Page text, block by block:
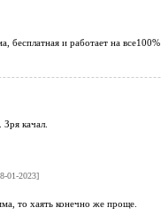
бесплатная и работает на все100%
качал.
01-2023]
то хаять конечно же проще.